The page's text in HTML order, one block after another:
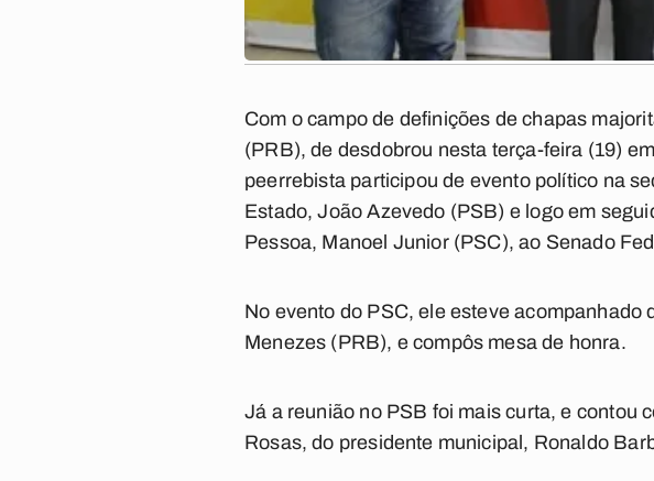
Com o campo de definições de chapas
(PRB), de desdobrou nesta terça-feira (19)
peerrebista participou de evento político na
Estado, João Azevedo (PSB) e logo em
Pessoa, Manoel Junior (PSC), ao Senado
No evento do PSC, ele esteve
Menezes (PRB), e compôs mesa de honra.
Já a reunião no PSB foi mais curta, e contou
Rosas, do presidente municipal, Ronaldo